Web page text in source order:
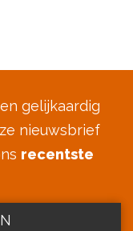
gelijkaardig
nieuwsbrief
recentste